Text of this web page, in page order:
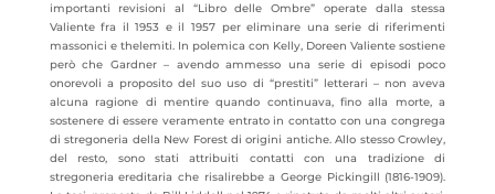
importanti revisioni al “Libro delle Ombre” operate dalla stessa
Valiente fra il 1953 e il 1957 per eliminare una serie di riferimenti
massonici e thelemiti. In polemica con Kelly, Doreen Valiente sostiene
però che Gardner – avendo ammesso una serie di episodi poco
onorevoli a proposito del suo uso di “prestiti” letterari – non aveva
alcuna ragione di mentire quando continuava, fino alla morte, a
sostenere di essere veramente entrato in contatto con una congrega
di stregoneria della New Forest di origini antiche. Allo stesso Crowley,
del resto, sono stati attribuiti contatti con una tradizione di
stregoneria ereditaria che risalirebbe a George Pickingill (1816-1909).